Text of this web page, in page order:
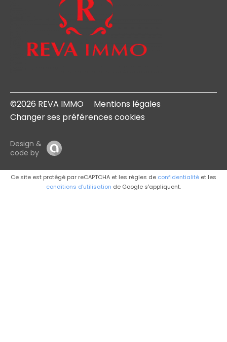
©2026 REVA IMMO
Mentions légales
Changer ses préférences cookies
Design &
code by
Ce site est protégé par reCAPTCHA et les règles de confidentialité et les
conditions d'utilisation de Google s'appliquent.